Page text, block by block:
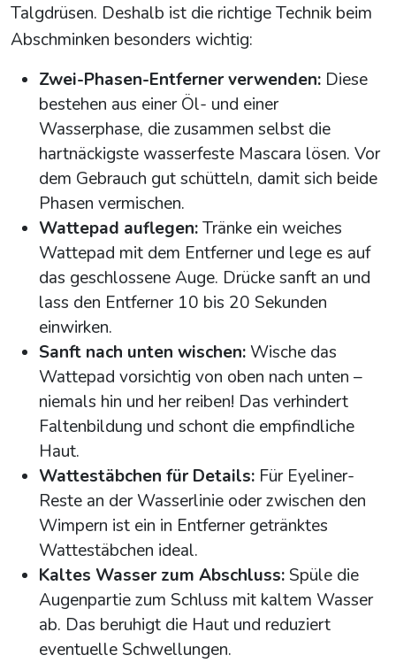
Talgdrüsen. Deshalb ist die richtige Technik beim
Abschminken besonders wichtig:
Zwei-Phasen-Entferner verwenden: Diese
bestehen aus einer Öl- und einer
Wasserphase, die zusammen selbst die
hartnäckigste wasserfeste Mascara lösen. Vor
dem Gebrauch gut schütteln, damit sich beide
Phasen vermischen.
Wattepad auflegen:Tränke ein weiches
Wattepad mit dem Entferner und lege es auf
das geschlossene Auge. Drücke sanft an und
lass den Entferner 10 bis 20 Sekunden
einwirken.
Sanft nach unten wischen:Wische das
Wattepad vorsichtig von oben nach unten –
niemals hin und her reiben! Das verhindert
Faltenbildung und schont die empfindliche
Haut.
Wattestäbchen für Details: Für Eyeliner-
Reste an der Wasserlinie oder zwischen den
Wimpern ist ein in Entferner getränktes
Wattestäbchen ideal.
Kaltes Wasser zum Abschluss: Spüle die
Augenpartie zum Schluss mit kaltem Wasser
ab. Das beruhigt die Haut und reduziert
eventuelle Schwellungen.